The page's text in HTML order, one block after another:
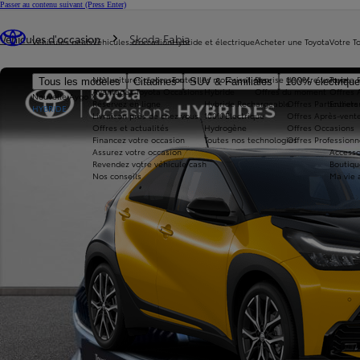
Passer au contenu suivant (Press Enter)
Véhicules neufs
Tous les modèles Citadines SUV & Familiales 100%
Nouvelle Aygo X
HYBRIDE
Véhicules d'occasion
Nos voitures d'occasion
Avantages Toyota Occasions
Réservez en ligne
Livraison près de chez vous
Offres et actualités
Financez votre occasion
Assurez votre occasion
Revendez votre véhicule cash
Nos conseils
Hybride et électrique
Toutes les motorisations
Hybride
Hybride Rechargeable
100% Électrique
Hydrogène
Toutes nos technologies
Acheter une Toyota
Reprise de votre voiture
Offres du moment
Offres Après-
Offres Occasions
Offres
Votre
Toyota
Offres
Ma vie
Véhicules d'occasion Skoda Fabia